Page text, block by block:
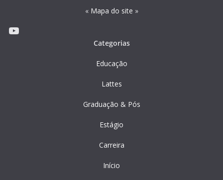
« Mapa do site »
Youtube
Categorias
Educação
Lattes
Graduação & Pós
Estágio
Carreira
Início